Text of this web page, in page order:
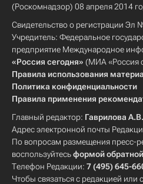
(Роскомнадзор) 08 апреля 2014
Свидетельство о регистрации
Учредитель: Федеральное
предприятие Международное
«Россия сегодня» (МИА «Россия
Правила использования
Политика конфиденциальности
Правила применения
Главный редактор: Гаврилова А.В.
Адрес электронной почты
По вопросам размещения пресс-
воспользуйтесьформой
Телефон Редакции: 7 (495) 645-
Чтобы связаться с редакцией или